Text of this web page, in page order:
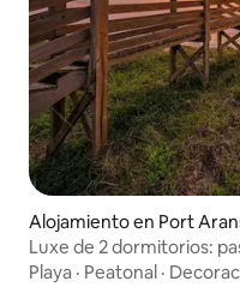
Alojamiento en Port
Luxe de 2 dormitorios:
tercer piso
Playa · Peatonal ·